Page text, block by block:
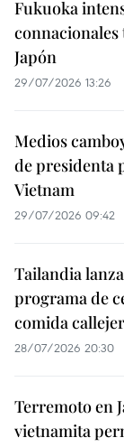
Fukuoka
Japón
29/07/2026 13:26
Medios
de presidenta
Vietnam
29/07/2026 09:42
Tailandia
programa de
comida
28/07/2026 20:30
Terremoto en
vietnamita